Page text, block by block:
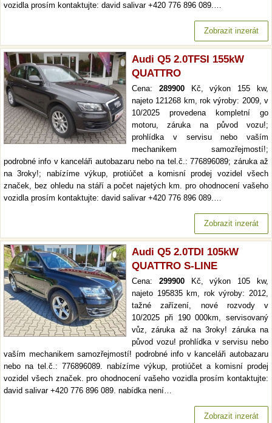
vozidla prosím kontaktujte: david salivar +420 776 896 089.…
Zobrazit inzerát
Audi Q5 2.0TFSI 155kW
QUATTRO
Cena: 289900Kč, výkon 155 kw,
najeto 121268 km, rok výroby: 2009, v
10/2025 provedena kompletní go
motoru, záruka na původ vozu!;
prohlídka v servisu nebo vaším
mechanikem samozřejmostí!;
podrobné info v kanceláři autobazaru nebo na tel.č.: 776896089; záruka až
na 3roky!; nabízíme výkup, protiúčet a komisní prodej vozidel všech
značek, bez ohledu na stáří a počet najetých km. pro ohodnocení vašeho
vozidla prosím kontaktujte: david salivar +420 776 896 089.…
Zobrazit inzerát
Audi Q5 2.0TDI 105kW
QUATTRO S-LINE
Cena: 299900Kč, výkon 105 kw,
najeto 195835 km, rok výroby: 2012,
tažné zařízení, nové rozvody v
10/2025 při 190 000km, servisovaný
vůz, záruka až na 3roky! záruka na
původ vozu! prohlídka v servisu nebo
vaším mechanikem samozřejmostí! podrobné info v kanceláři autobazaru
nebo na tel.č.: 776896089. nabízíme výkup, protiúčet a komisní prodej
vozidel všech značek. pro ohodnocení vašeho vozidla prosím kontaktujte:
david salivar +420 776 896 089. nabídka není…
Zobrazit inzerát